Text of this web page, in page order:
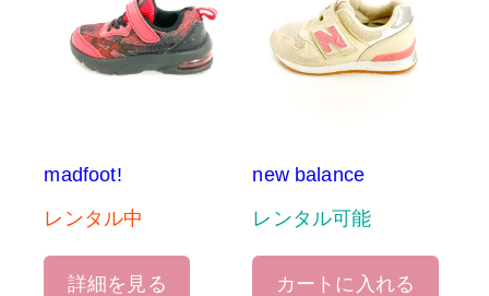
madfoot!
レンタル中
詳細を見る
new balance
レンタル可能
カートに入れる